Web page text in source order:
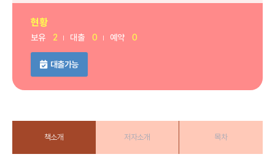
현황
보유 2 대출 0 예약 0
대출가능
책소개 저자소개 목차